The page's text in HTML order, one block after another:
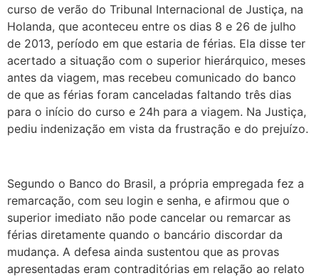
curso de verão do Tribunal Internacional de Justiça, na
Holanda, que aconteceu entre os dias 8 e 26 de julho
de 2013, período em que estaria de férias. Ela disse ter
acertado a situação com o superior hierárquico, meses
antes da viagem, mas recebeu comunicado do banco
de que as férias foram canceladas faltando três dias
para o início do curso e 24h para a viagem. Na Justiça,
pediu indenização em vista da frustração e do prejuízo.
Segundo o Banco do Brasil, a própria empregada fez a
remarcação, com seu login e senha, e afirmou que o
superior imediato não pode cancelar ou remarcar as
férias diretamente quando o bancário discordar da
mudança. A defesa ainda sustentou que as provas
apresentadas eram contraditórias em relação ao relato